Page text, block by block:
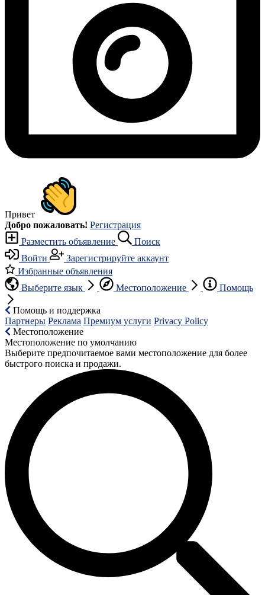
Привет
Добро пожаловать! Регистрация
Разместить объявление
Поиск
Войти
Зарегистрируйте аккаунт
Избранные объявления
Выберите язык
Местоположение Помощь
Помощь и поддержка
Партнеры Реклама Премиум услуги Privacy Policy
Местоположение
Местоположение по умолчанию
Выберите предпочитаемое вами местоположение для более
быстрого поиска и продажи.